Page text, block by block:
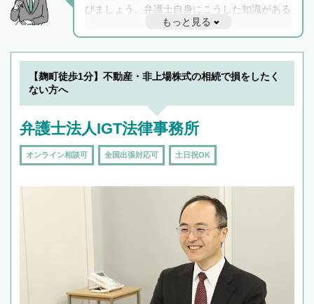
びましょう。弁護士自身にこうした知識がある
と他士業との連携もスムーズに進み、トラブル
解決のみならず相続をトータルで任せることが
できます。また、相続は感情がからむ分野なの
でフィーリングも重要です。実際に電話や面談
もっと見る
【麹町徒歩1分】不動産・非上場株式の相続で損をしたく
ない方へ
弁護士法人IGT法律事務所
オンライン相談可 全国出張対応可 土日祝OK